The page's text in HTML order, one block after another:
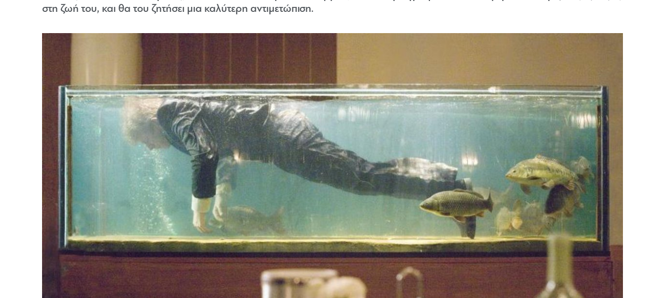
στη ζωή του, και θα του ζητήσει μια καλύτερη αντιμετώπιση.